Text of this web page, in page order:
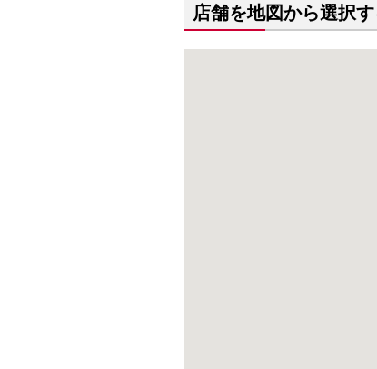
店舗を地図から選択